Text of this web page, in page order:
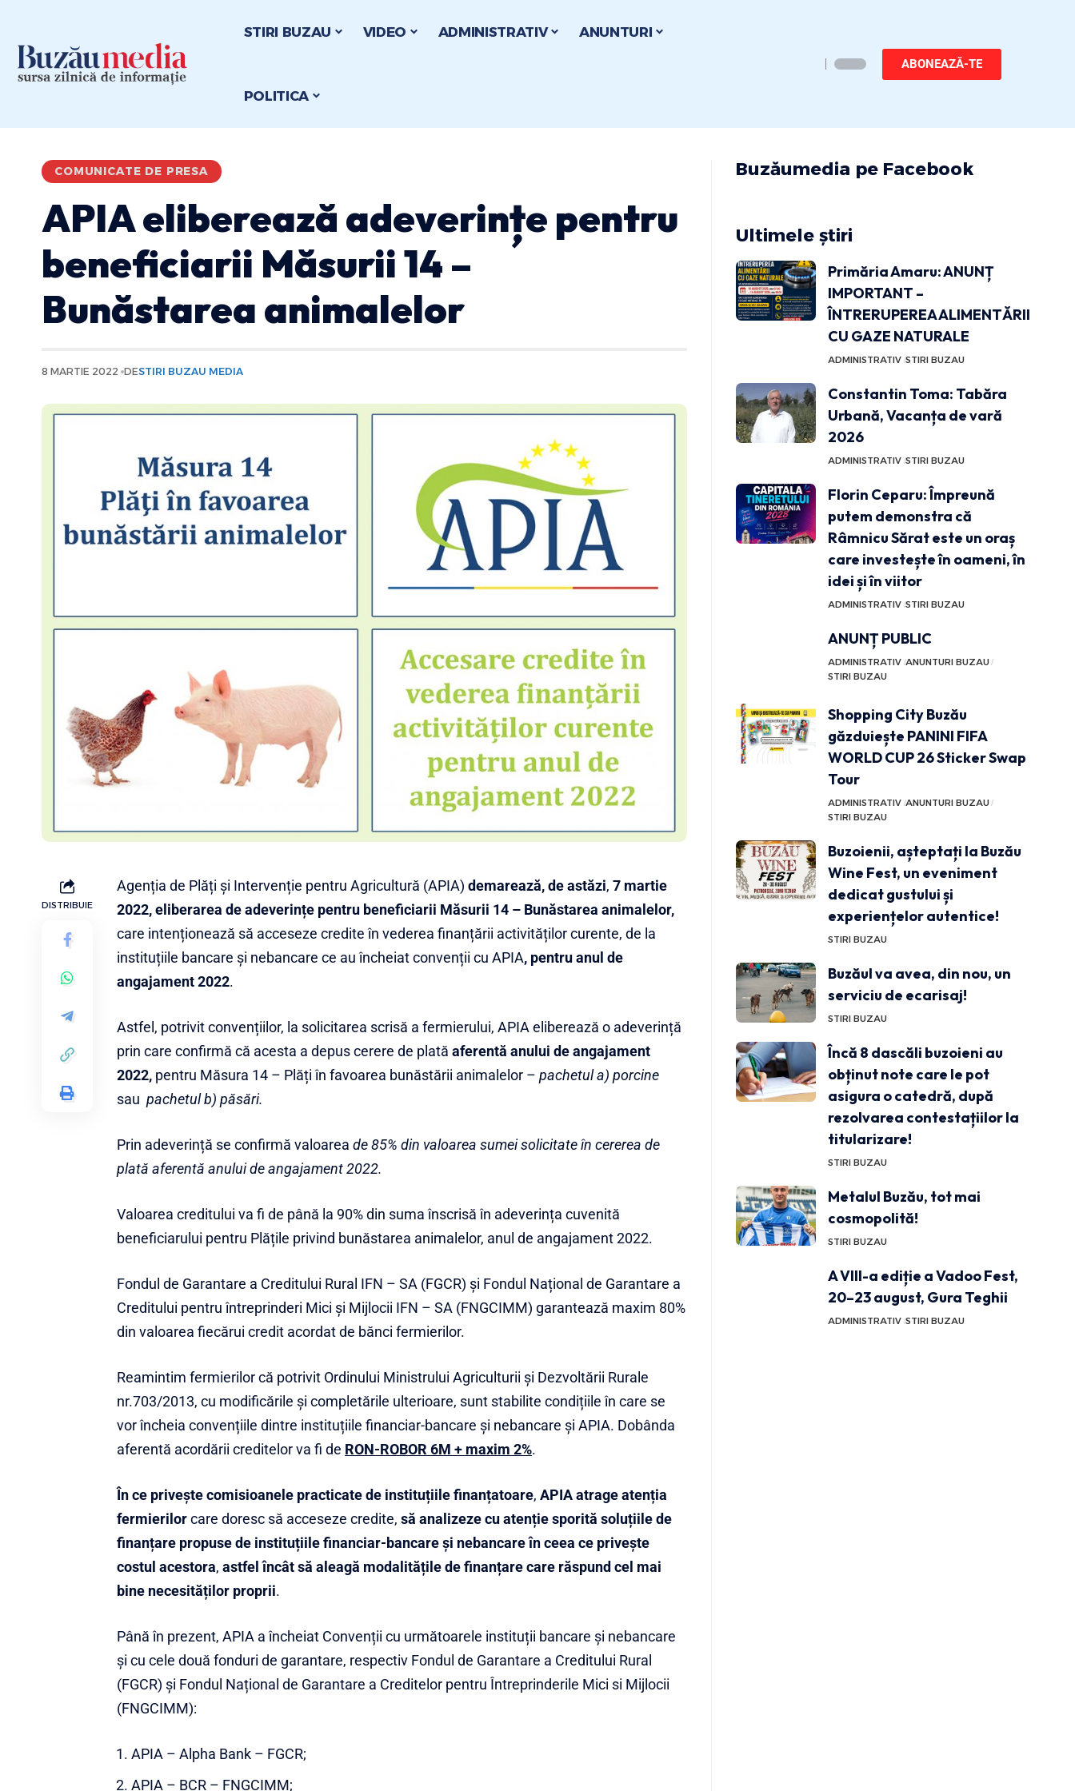
STIRI BUZAU VIDEO ADMINISTRATIV ANUNTURI
POLITICA
ABONEAZĂ-TE
COMUNICATE DE PRESA
APIA eliberează adeverințe pentru
beneficiarii Măsurii 14 –
Bunăstarea animalelor
8 MARTIE 2022 DESTIRI BUZAU MEDIA
DISTRIBUIE
Agenția de Plăți și Intervenție pentru Agricultură (APIA) demarează, de astăzi, 7 martie
2022,eliberarea de adeverințe pentru beneficiarii Măsurii 14 – Bunăstarea animalelor,
care intenționează să acceseze credite în vederea finanțării activităților curente, de la
instituțiile bancare și nebancare ce au încheiat convenții cu APIA, pentru anul de
angajament 2022.
Astfel, potrivit convențiilor, la solicitarea scrisă a fermierului, APIA eliberează o adeverință
prin care confirmă că acesta a depus cerere de plată aferentă anului de angajament
2022, pentru Măsura 14 – Plăți în favoarea bunăstării animalelor – pachetul a) porcine
sau pachetul b) păsări.
Prin adeverință se confirmă valoarea de 85% din valoarea sumei solicitate în cererea de
plată aferentă anului de angajament 2022.
Valoarea creditului va fi de până la 90% din suma înscrisă în adeverința cuvenită
beneficiarului pentru Plățile privind bunăstarea animalelor, anul de angajament 2022.
Fondul de Garantare a Creditului Rural IFN – SA (FGCR) și Fondul Național de Garantare a
Creditului pentru întreprinderi Mici și Mijlocii IFN – SA (FNGCIMM) garantează maxim 80%
din valoarea fiecărui credit acordat de bănci fermierilor.
Reamintim fermierilor că potrivit Ordinului Ministrului Agriculturii și Dezvoltării Rurale
nr.703/2013, cu modificările și completările ulterioare, sunt stabilite condițiile în care se
vor încheia convențiile dintre instituțiile financiar-bancare și nebancare și APIA. Dobânda
aferentă acordării creditelor va fi de RON-ROBOR 6M + maxim 2%.
În ce privește comisioanele practicate de instituțiile finanțatoare, APIA atrage atenția
fermierilorcare doresc să acceseze credite, să analizeze cu atenție sporită soluțiile de
finanțare propuse de instituțiile financiar-bancare și nebancare în ceea ce privește
costul acestora, astfel încât să aleagă modalitățile de finanțare care răspund cel mai
bine necesităților proprii.
Până în prezent, APIA a încheiat Convenții cu următoarele instituții bancare și nebancare
și cu cele două fonduri de garantare, respectiv Fondul de Garantare a Creditului Rural
(FGCR) și Fondul Național de Garantare a Creditelor pentru Întreprinderile Mici si Mijlocii
(FNGCIMM):
APIA – Alpha Bank – FGCR;
APIA – BCR – FNGCIMM;
Buzăumedia pe Facebook
Ultimele știri
Primăria Amaru: ANUNȚ
IMPORTANT –
ÎNTRERUPEREA ALIMENTĂRII
CU GAZE NATURALE
ADMINISTRATIV STIRI BUZAU
Constantin Toma: Tabăra
Urbană, Vacanța de vară
2026
ADMINISTRATIV STIRI BUZAU
Florin Ceparu: Împreună
putem demonstra că
Râmnicu Sărat este un oraș
care investește în oameni, în
idei și în viitor
ADMINISTRATIV STIRI BUZAU
ANUNȚ PUBLIC
ADMINISTRATIV ANUNTURI BUZAU
STIRI BUZAU
Shopping City Buzău
găzduiește PANINI FIFA
WORLD CUP 26 Sticker Swap
Tour
ADMINISTRATIV ANUNTURI BUZAU
STIRI BUZAU
Buzoienii, așteptați la Buzău
Wine Fest, un eveniment
dedicat gustului și
experiențelor autentice!
STIRI BUZAU
Buzăul va avea, din nou, un
serviciu de ecarisaj!
STIRI BUZAU
Încă 8 dascăli buzoieni au
obținut note care le pot
asigura o catedră, după
rezolvarea contestațiilor la
titularizare!
STIRI BUZAU
Metalul Buzău, tot mai
cosmopolită!
STIRI BUZAU
A VIII-a ediție a Vadoo Fest,
20–23 august, Gura Teghii
ADMINISTRATIV STIRI BUZAU